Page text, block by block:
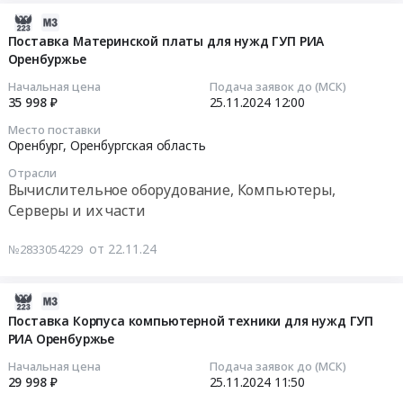
Поставка Материнской платы для нужд ГУП РИА
Оренбуржье
Начальная цена
35 998 ₽
Подача заявок до (МСК)
25.11.2024 12:00
Место поставки
Оренбург, Оренбургская область
Отрасли
Вычислительное оборудование, Компьютеры,
Серверы и их части
№2833054229 от 22.11.24
Поставка Корпуса компьютерной техники для нужд ГУП
РИА Оренбуржье
Начальная цена
29 998 ₽
Подача заявок до (МСК)
25.11.2024 11:50